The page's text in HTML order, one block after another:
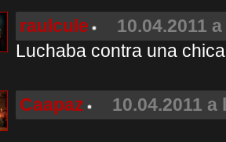
raulcule
10.04.2011
Luchaba contra una
Caapaz 10.04.2011 a